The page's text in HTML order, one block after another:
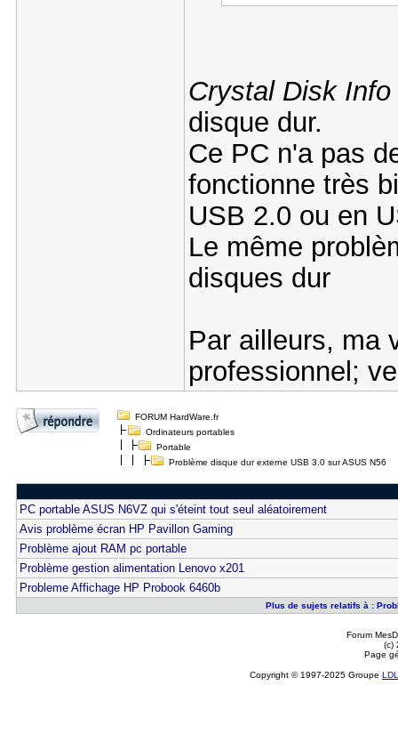
Crystal Disk Info
disque dur.
Ce PC n'a pas
fonctionne très
USB 2.0 ou en
Le même
disques dur
Par ailleurs, ma
professionnel;
FORUM HardWare.fr
Ordinateurs portables
Portable
Problème disque dur externe USB 3.0 sur ASUS N56
PC portable ASUS N6VZ qui s'éteint tout seul aléatoirement
Avis problème écran HP Pavillon Gaming
Problème ajout RAM pc portable
Problème gestion alimentation Lenovo x201
Probleme Affichage HP Probook 6460b
Plus de sujets relatifs à :
Forum
(c)
Page
Copyright © 1997-2025 Groupe